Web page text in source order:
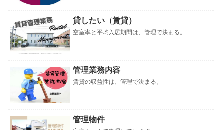
貸したい（賃貸）
空室率と平均入居期間は、管理で決まる。
管理業務内容
賃貸の収益性は、管理で決まる。
管理物件